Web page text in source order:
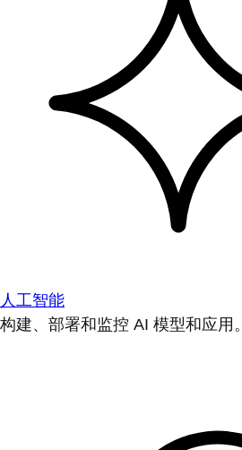
人工智能
构建、部署和监控 AI 模型和应用。